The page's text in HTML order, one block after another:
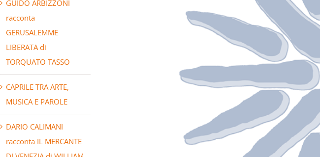
GUIDO ARBIZZONI
racconta
GERUSALEMME
LIBERATA di
TORQUATO TASSO
CAPRILE TRA ARTE,
MUSICA E PAROLE
DARIO CALIMANI
racconta IL MERCANTE